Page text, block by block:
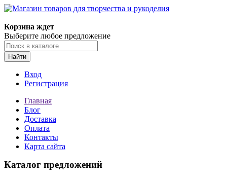
Корзина ждет
Выберите любое предложение
Найти
Вход
Регистрация
Главная
Блог
Доставка
Оплата
Контакты
Карта сайта
Каталог предложений